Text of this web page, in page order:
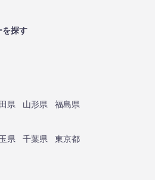
を探す
県 山形県
福島県
県 千葉県
東京都